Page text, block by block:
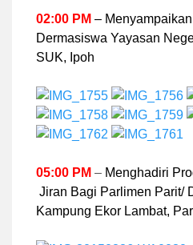
02:00 PM –
Dermasiswa Yayasan
SUK, Ipoh
05:00 PM – Menghadiri
Jiran Bagi Parlimen Parit/
Kampung Ekor Lambat,